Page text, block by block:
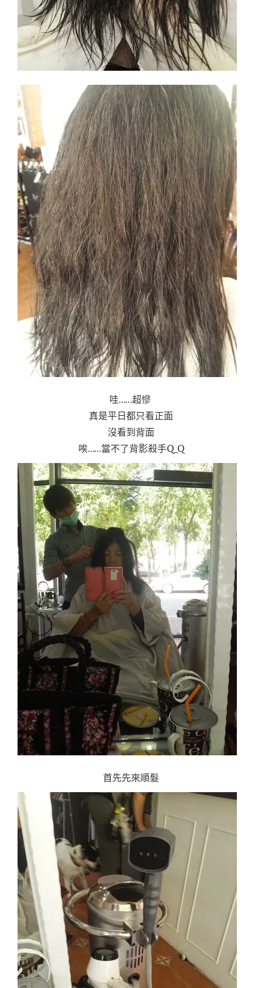
哇……超慘
真是平日都只看正面
沒看到背面
唉……當不了背影殺手Q_Q
首先先來順髮